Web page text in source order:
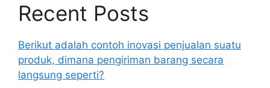
Recent Posts
Berikut adalah contoh inovasi penjualan suatu
produk, dimana pengiriman barang secara
langsung seperti?